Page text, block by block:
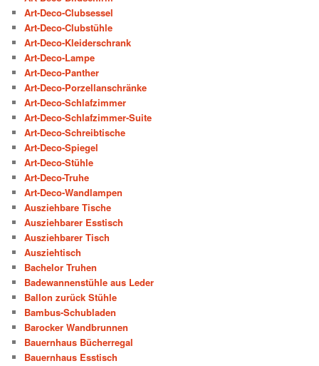
Art-Deco-Clubsessel
Art-Deco-Clubstühle
Art-Deco-Kleiderschrank
Art-Deco-Lampe
Art-Deco-Panther
Art-Deco-Porzellanschränke
Art-Deco-Schlafzimmer
Art-Deco-Schlafzimmer-Suite
Art-Deco-Schreibtische
Art-Deco-Spiegel
Art-Deco-Stühle
Art-Deco-Truhe
Art-Deco-Wandlampen
Ausziehbare Tische
Ausziehbarer Esstisch
Ausziehbarer Tisch
Ausziehtisch
Bachelor Truhen
Badewannenstühle aus Leder
Ballon zurück Stühle
Bambus-Schubladen
Barocker Wandbrunnen
Bauernhaus Bücherregal
Bauernhaus Esstisch